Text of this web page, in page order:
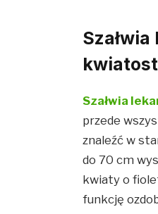
Szałwia
przede
znaleźć w
do 70 cm
kwiaty o
funkcję